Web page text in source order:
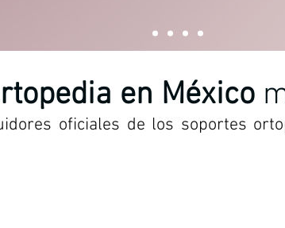
en México
oficiales de los soportes